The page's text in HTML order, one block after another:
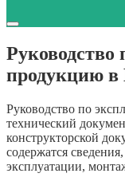
Руководство
продукцию в
Руководство по
технический
конструкторской
содержатся
эксплуатации,